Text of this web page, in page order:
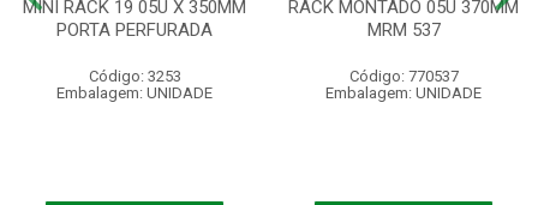
MINI RACK 19 05U X 350MM
PORTA PERFURADA
Código: 3253
Embalagem: UNIDADE
RACK MONTADO 05U 370MM
MRM 537
Código: 770537
Embalagem: UNIDADE